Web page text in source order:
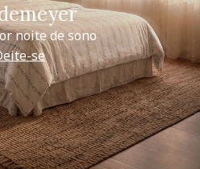
noite de sono
se